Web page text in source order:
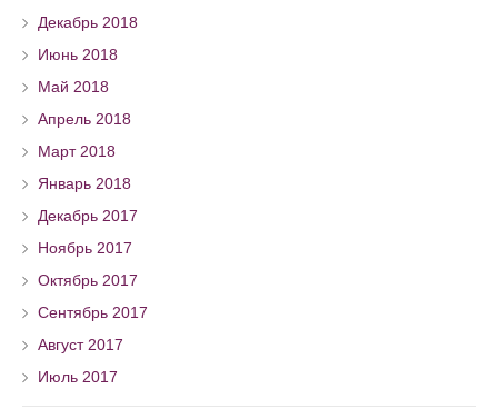
Декабрь 2018
Июнь 2018
Май 2018
Апрель 2018
Март 2018
Январь 2018
Декабрь 2017
Ноябрь 2017
Октябрь 2017
Сентябрь 2017
Август 2017
Июль 2017